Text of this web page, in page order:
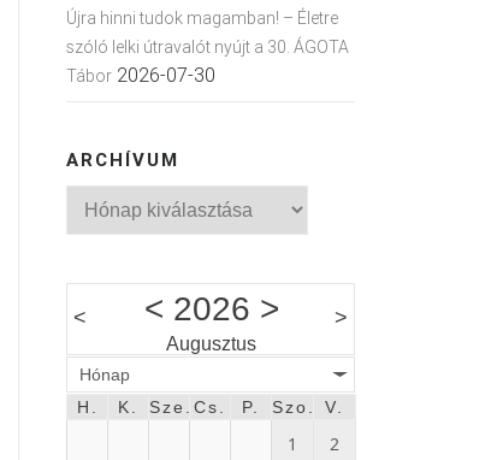
Újra hinni tudok magamban! – Életre
szóló lelki útravalót nyújt a 30. ÁGOTA
Tábor 2026-07-30
ARCHÍVUM
Archívum
< < 2026 >
Augusztus
>
Hónap
H.
K. Sze. Cs. P. Szo. V.
1 2